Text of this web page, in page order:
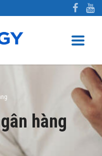
hàng